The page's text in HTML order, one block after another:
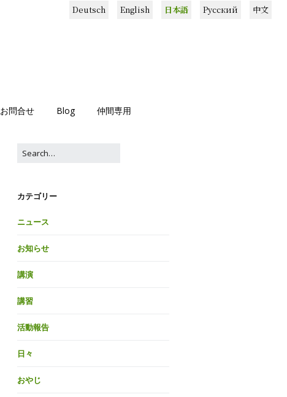
Deutsch English 日本語 Русский 中文
お問合せ Blog 仲間専用
カテゴリー
ニュース
お知らせ
講演
講習
活動報告
日々
おやじ